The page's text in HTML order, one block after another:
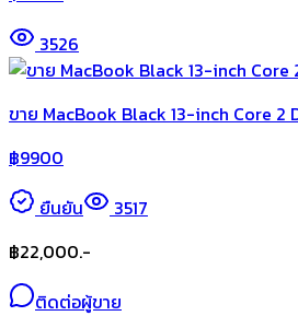
3526
ขาย MacBook Black 13-inch Core 2
฿9900
ยืนยัน
3517
฿22,000.-
ติดต่อผู้ขาย